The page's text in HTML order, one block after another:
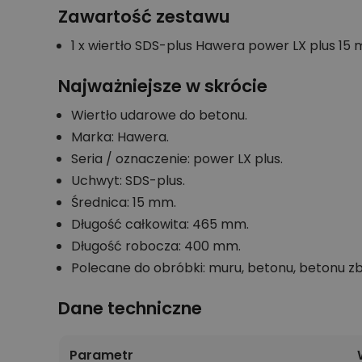
Zawartość zestawu
1 x wiertło SDS-plus Hawera power LX plus 15
Najważniejsze w skrócie
Wiertło udarowe do betonu.
Marka: Hawera.
Seria / oznaczenie: power LX plus.
Uchwyt: SDS-plus.
Średnica: 15 mm.
Długość całkowita: 465 mm.
Długość robocza: 400 mm.
Polecane do obróbki: muru, betonu, betonu
Dane techniczne
Parametr